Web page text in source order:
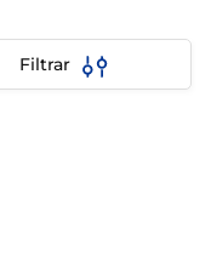
Filtrar